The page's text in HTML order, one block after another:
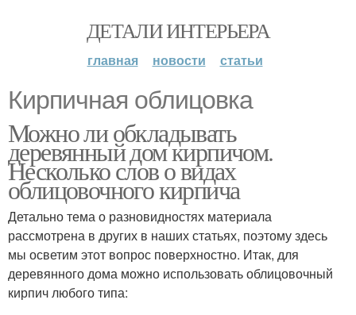
ДЕТАЛИ ИНТЕРЬЕРА
главная новости статьи
Кирпичная облицовка
Можно ли обкладывать
деревянный дом кирпичом.
Несколько слов о видах
облицовочного кирпича
Детально тема о разновидностях материала
рассмотрена в других в наших статьях, поэтому здесь
мы осветим этот вопрос поверхностно. Итак, для
деревянного дома можно использовать облицовочный
кирпич любого типа: